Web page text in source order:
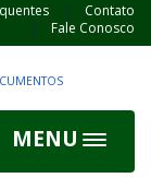
Contato
Fale Conosco
MENU
Toggle